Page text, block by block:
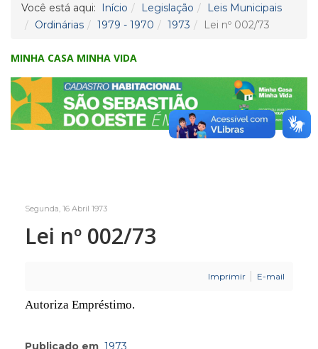
Você está aqui: Início Legislação
Leis Municipais
Ordinárias
1979 - 1970 1973 Lei nº 002/73
MINHA CASA MINHA VIDA
Segunda, 16 Abril 1973
Lei nº 002/73
Imprimir E-mail
Autoriza Empréstimo.
Publicado em 1973